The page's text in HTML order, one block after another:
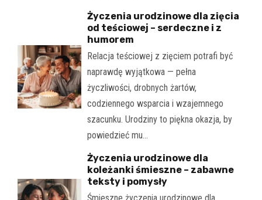
Życzenia urodzinowe dla zięcia
od teściowej – serdeczne i z
humorem
Relacja teściowej z zięciem potrafi być
naprawdę wyjątkowa — pełna
życzliwości, drobnych żartów,
codziennego wsparcia i wzajemnego
szacunku. Urodziny to piękna okazja, by
powiedzieć mu…
Życzenia urodzinowe dla
koleżanki śmieszne – zabawne
teksty i pomysły